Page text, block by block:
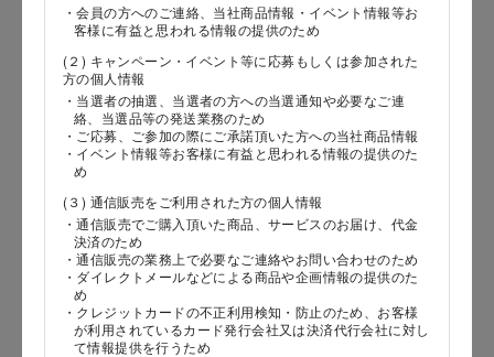
・会員の方へのご連絡、当社商品情報・イベント情報等お
客様に有益と思われる情報の提供のため
(２) キャンペーン・イベント等に応募もしくは参加された
方の個人情報
・当選者の抽選、当選者の方への当選通知や必要なご連
絡、当選品等の発送業務のため
・ご応募、ご参加の際にご承諾頂いた方への当社商品情報
・イベント情報等お客様に有益と思われる情報の提供のた
め
(３) 通信販売をご利用された方の個人情報
・通信販売でご購入頂いた商品、サービスのお届け、代金
決済のため
・通信販売の業務上で必要なご連絡やお問い合わせのため
・ダイレクトメールなどによる商品や企画情報の提供のた
め
・クレジットカードの不正利用検知・防止のため、お客様
が利用されているカード発行会社又は決済代行会社に対し
て情報提供を行うため
お問い合わせ時氏名（カナ）
［セイ］
［メイ］
（全角で入力してください）
電話番号
メールアドレス